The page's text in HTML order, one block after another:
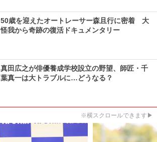
50歳を迎えたオートレーサー森且行に密着 大
怪我から奇跡の復活ドキュメンタリー
真田広之が俳優養成学校設立の野望、師匠・千
葉真一は大トラブルに…どうなる？
※横スクロールできます▶